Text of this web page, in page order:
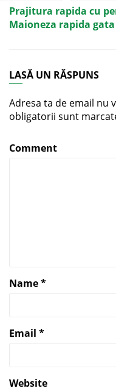
Prajitura rapida cu
Maioneza rapida
LASĂ UN RĂSPUNS
Adresa ta de email nu
obligatorii sunt
Comment
Name*
Email *
Website